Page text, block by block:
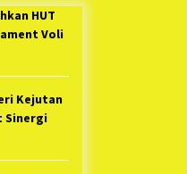
HUT
Voli
Kejutan
Sinergi